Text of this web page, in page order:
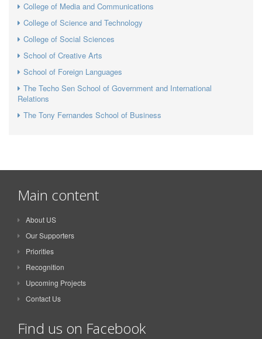
College of Media and Communications
College of Science and Technology
College of Social Sciences
School of Creative Arts
School of Foreign Languages
The Techo Sen School of Government and International
Relations
The Tony Fernandes School of Business
Main content
About US
Our Supporters
Priorities
Recognition
Upcoming Projects
Contact Us
Find us on Facebook